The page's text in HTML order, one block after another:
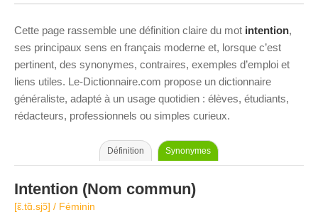
Cette page rassemble une définition claire du mot intention,
ses principaux sens en français moderne et, lorsque c’est
pertinent, des synonymes, contraires, exemples d’emploi et
liens utiles. Le-Dictionnaire.com propose un dictionnaire
généraliste, adapté à un usage quotidien : élèves, étudiants,
rédacteurs, professionnels ou simples curieux.
Définition Synonymes
Intention (Nom commun)
[ɛ̃.tɑ̃.sjɔ̃] / Féminin